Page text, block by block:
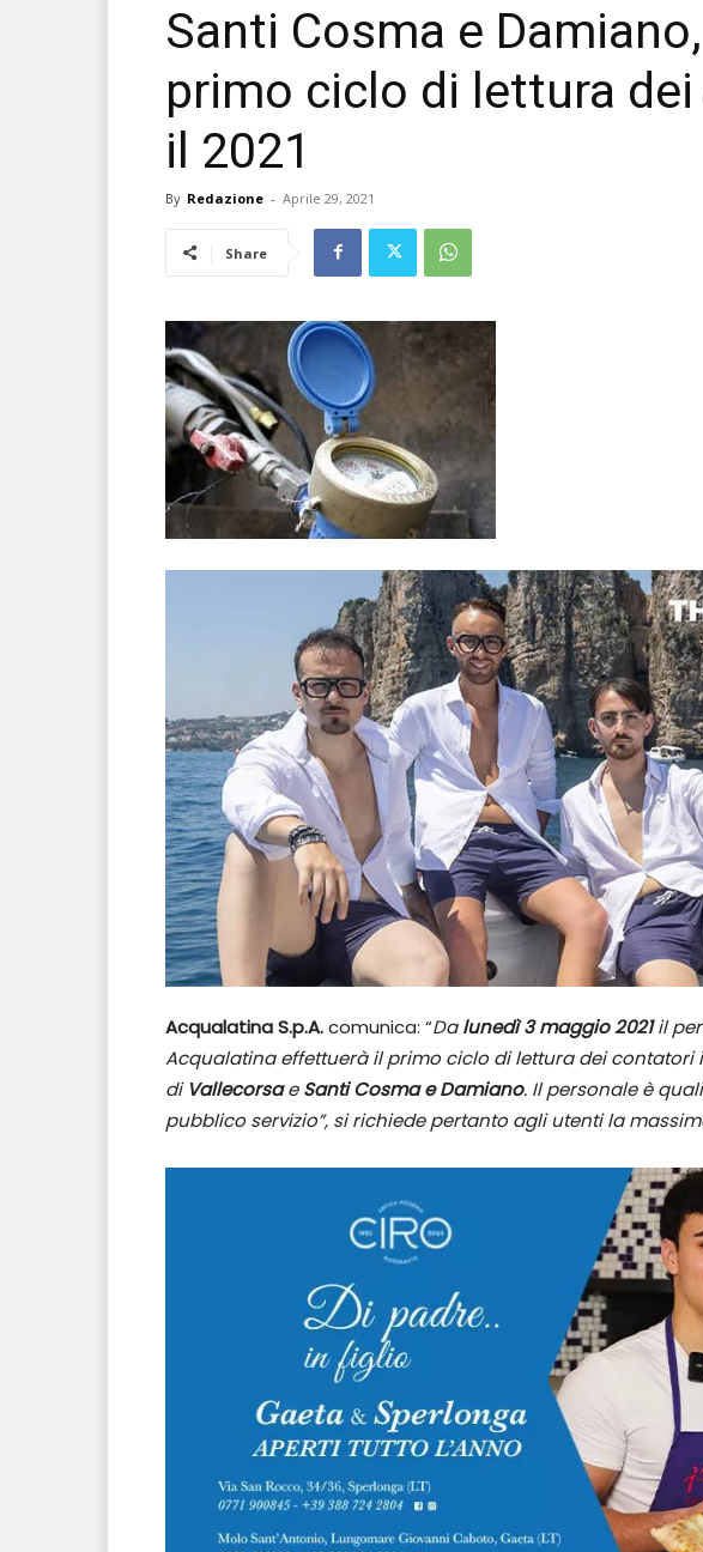
Santi Cosma e
primo ciclo di lettura
il 2021
By Redazione - Aprile 29, 2021
Share
Acqualatina S.p.A.comunica: “Dalunedì 3 maggio 2021il
Acqualatina effettuerà il primo ciclo di lettura dei contatori
di VallecorsaeSanti Cosma e Damiano. Il personale è
pubblico servizio”, si richiede pertanto agli utenti la